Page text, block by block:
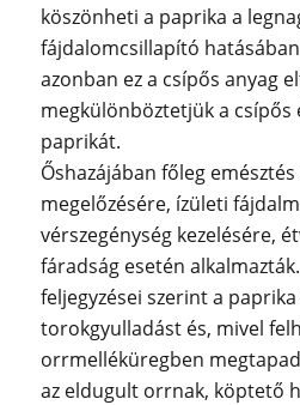
köszönheti a paprika a
fájdalomcsillapító
azonban ez a csípős anyag
megkülönböztetjük a csípős
paprikát.
Őshazájában főleg
megelőzésére, ízületi
vérszegénység kezelésére,
fáradság esetén
feljegyzései szerint a
torokgyulladást és, mivel
orrmelléküregben
az eldugult orrnak, köptető